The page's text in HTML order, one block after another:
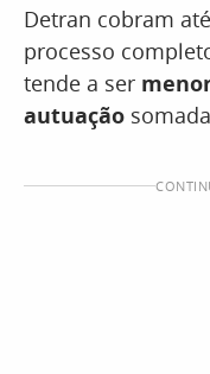
Detran cobram
processo
tende a ser
autuação